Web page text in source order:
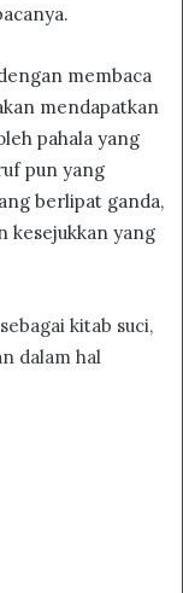
membaca
mendapatkan
pahala yang
pun yang
berlipat ganda,
kesejukkan yang
kitab suci,
dalam hal